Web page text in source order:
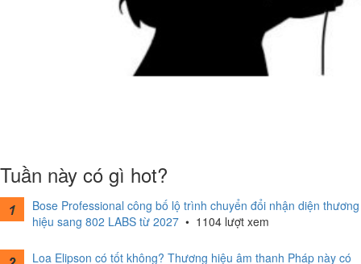
Tuần này có gì hot?
Bose Professional công bố lộ trình chuyển đổi nhận diện thương
hiệu sang 802 LABS từ 2027 • 1104 lượt xem
Loa Elipson có tốt không? Thương hiệu âm thanh Pháp này có